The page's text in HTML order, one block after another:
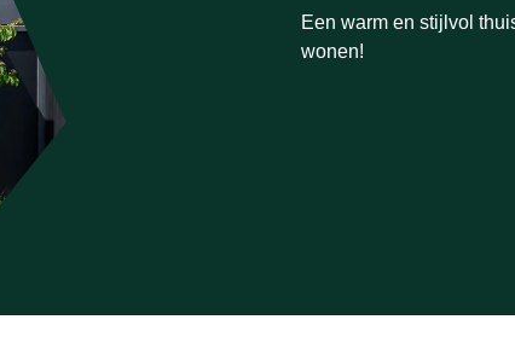
Een warm en stijlvol
wonen!